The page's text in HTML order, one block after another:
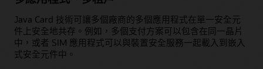
Java Card 技術可讓多個廠商的多個應用程式在單一安全元
件上安全地共存。例如，多個支付方案可以包含在同一晶片
中，或者 SIM 應用程式可以與裝置安全服務一起載入到嵌入
式安全元件中。